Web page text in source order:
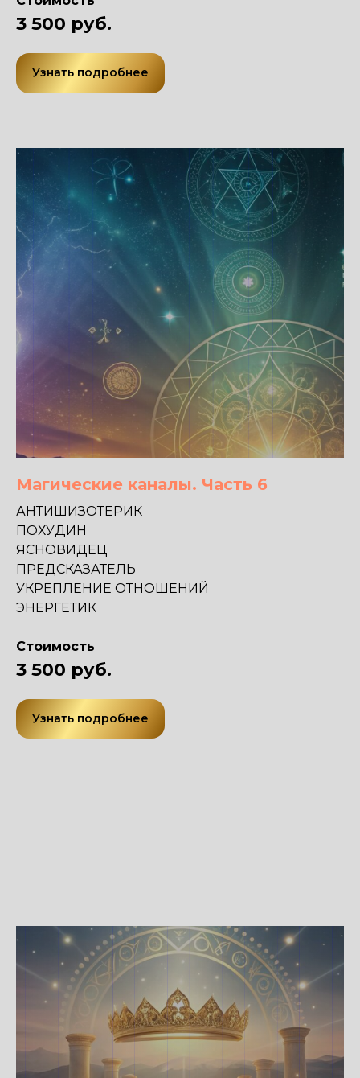
3 500 руб.
Узнать подробнее
Магические каналы. Часть 6
АНТИШИЗОТЕРИК
ПОХУДИН
ЯСНОВИДЕЦ
ПРЕДСКАЗАТЕЛЬ
УКРЕПЛЕНИЕ ОТНОШЕНИЙ
ЭНЕРГЕТИК
Стоимость
3 500 руб.
Узнать подробнее